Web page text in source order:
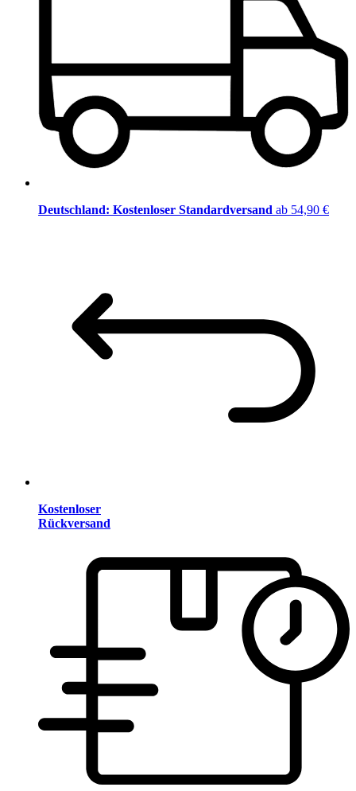
Deutschland: Kostenloser Standardversand ab 54,90 €
Kostenloser
Rückversand